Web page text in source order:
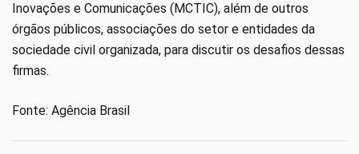
Inovações e Comunicações (MCTIC), além de outros
órgãos públicos, associações do setor e entidades da
sociedade civil organizada, para discutir os desafios dessas
firmas.
Fonte: Agência Brasil